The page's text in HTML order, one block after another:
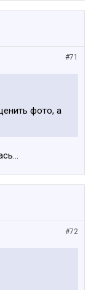
#71
фото, а
#72